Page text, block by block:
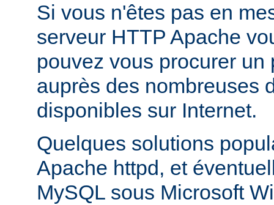
Si vous n'êtes pas en
serveur HTTP Apache
pouvez vous procurer un
auprès des nombreuses
disponibles sur Internet.
Quelques solutions
Apache httpd, et
MySQL sous Microsoft